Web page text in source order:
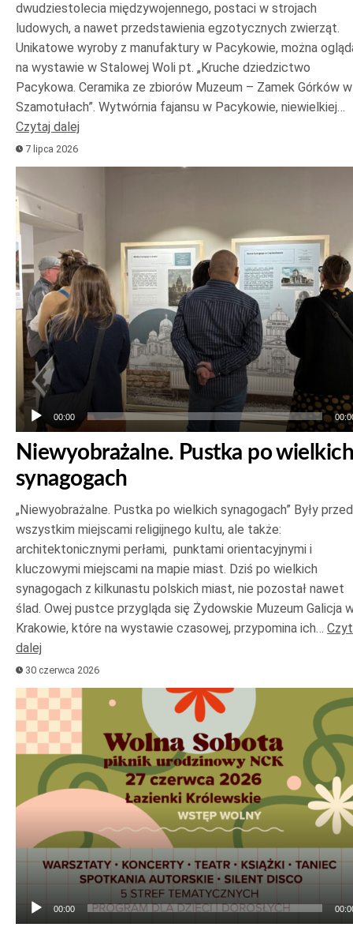
dwudziestolecia międzywojennego, postaci w strojach
ludowych, a nawet przedstawienia egzotycznych zwierząt.
Unikatowe wyroby z manufaktury w Pacykowie, można
na wystawie w Stalowej Woli pt. „Kruche dziedzictwo
Pacykowa. Ceramika ze zbiorów Muzeum – Zamek Górków w
Szamotułach”. Wytwórnia fajansu w Pacykowie, niewielkiej…
Czytaj dalej
7 lipca 2026
Odtwarzacz
plików
dźwiękowych
00:00
Niewyobrażalne. Pustka po wielkich
synagogach
„Niewyobrażalne. Pustka po wielkich synagogach” Były
wszystkim miejscami religijnego kultu, ale także:
architektonicznymi perłami, punktami orientacyjnymi i
kluczowymi miejscami na mapie miast. Dziś po wielkich
synagogach z kilkunastu polskich miast, nie pozostał nawet
ślad. Owej pustce przygląda się Żydowskie Muzeum Galicja
Krakowie, które na wystawie czasowej, przypomina ich…
dalej
30 czerwca 2026
Odtwarzacz
plików
dźwiękowych
00:00